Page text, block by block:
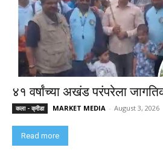
४१ वर्षांच्या अखंड परंपरेला
कला - क्रीडा MARKET MEDIA - August 3, 2026
Read more